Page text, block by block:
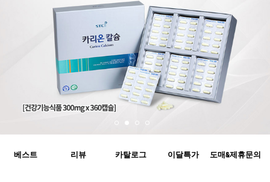
베스트 리뷰 카탈로그 이달특가 도매&제휴문의